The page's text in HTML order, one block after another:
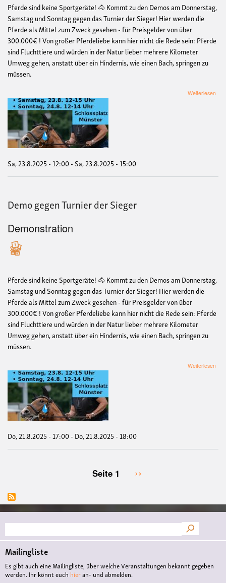
Pferde sind keine Sportgeräte! 🐴 Kommt zu den Demos am Donnerstag,
Samstag und Sonntag gegen das Turnier der Sieger! Hier werden die
Pferde als Mittel zum Zweck gesehen - für Preisgelder von über
300.000€ ! Von großer Pferdeliebe kann hier nicht die Rede sein: Pferde
sind Fluchttiere und würden in der Natur lieber mehrere Kilometer
Umweg gehen, anstatt über ein Hindernis, wie einen Bach, springen zu
müssen.
Weiterlesen
Sa, 23.8.2025 - 12:00-Sa, 23.8.2025 - 15:00
Demo gegen Turnier der Sieger
Demonstration
Pferde sind keine Sportgeräte! 🐴 Kommt zu den Demos am Donnerstag,
Samstag und Sonntag gegen das Turnier der Sieger! Hier werden die
Pferde als Mittel zum Zweck gesehen - für Preisgelder von über
300.000€ ! Von großer Pferdeliebe kann hier nicht die Rede sein: Pferde
sind Fluchttiere und würden in der Natur lieber mehrere Kilometer
Umweg gehen, anstatt über ein Hindernis, wie einen Bach, springen zu
müssen.
Weiterlesen
Do, 21.8.2025 - 17:00- Do, 21.8.2025 - 18:00
Seite 1
Nächste
››
Suche
Mailingliste
Es gibt auch eine Mailingliste, über welche Veranstaltungen bekannt gegeben
werden. Ihr könnt euch hieran- und abmelden.